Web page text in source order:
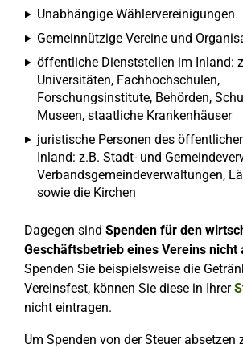
Unabhängige Wählervereinigungen
Gemeinnützige Vereine und
öffentliche Dienststellen im Inland:
Universitäten, Fachhochschulen,
Forschungsinstitute, Behörden,
Museen, staatliche Krankenhäuser
juristische Personen des
Inland: z.B. Stadt- und
Verbandsgemeindeverwaltungen,
sowie die Kirchen
Dagegen sind Spenden für den
Geschäftsbetrieb eines Vereins nicht
Spenden Sie beispielsweise die
Vereinsfest, können Sie diese in Ihrer
nicht eintragen.
Um Spenden von der Steuer absetzen